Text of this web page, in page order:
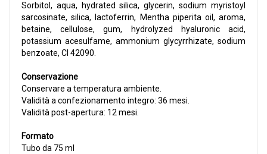
Sorbitol, aqua, hydrated silica, glycerin, sodium myristoyl
sarcosinate, silica, lactoferrin, Mentha piperita oil, aroma,
betaine, cellulose, gum, hydrolyzed hyaluronic acid,
potassium acesulfame, ammonium glycyrrhizate, sodium
benzoate, CI 42090.
Conservazione
Conservare a temperatura ambiente.
Validità a confezionamento integro: 36 mesi.
Validità post-apertura: 12 mesi.
Formato
Tubo da 75 ml